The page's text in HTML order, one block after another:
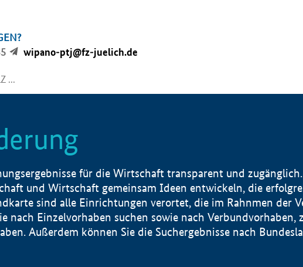
wipano-ptj@fz-juelich.de
für die Wirtschaft transparent und
und Wirtschaft gemeinsam Ideen entwickeln, die
sind alle Einrichtungen verortet, die im Rahnmen der
Einzelvorhaben suchen sowie nach Verbundvorhaben,
Außerdem können Sie die Suchergebnisse nach